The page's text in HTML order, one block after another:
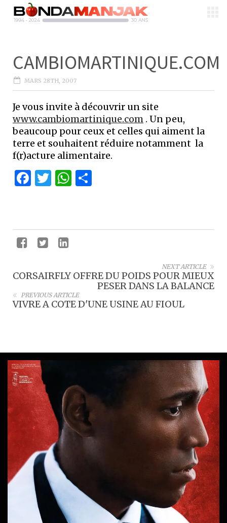
CAMBIOMARTINIQUE.COM
MARS 28TH, 2007
Je vous invite à découvrir un site
www.cambiomartinique.com . Un peu,
beaucoup pour ceux et celles qui aiment la
terre et souhaitent réduire notamment la
f(r)acture alimentaire.
Facebook
Twitter
WhatsApp
NEXT ARTICLE
CORSAIRFLY OFFRE DU POIDS POUR MIEUX
PESER DANS LA BALANCE
PREVIOUS ARTICLE
VIVRE A COTE D'UNE USINE AU FIOUL